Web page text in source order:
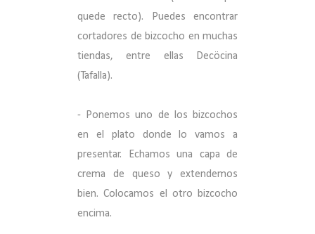
quede recto). Puedes encontrar
cortadores de bizcocho en muchas
tiendas, entre ellas Decöcina
(Tafalla).
- Ponemos uno de los bizcochos
en el plato donde lo vamos a
presentar. Echamos una capa de
crema de queso y extendemos
bien. Colocamos el otro bizcocho
encima.